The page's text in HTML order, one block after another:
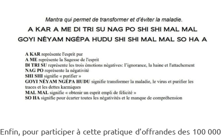
Enfin, pour participer à cette pratique d’offrandes des 100 000